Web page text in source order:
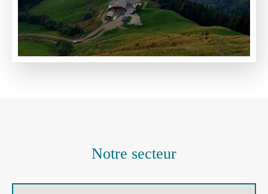
Notre secteur